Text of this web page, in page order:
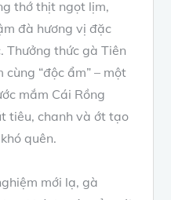
thớ thịt ngọt lịm,
đà hương vị đặc
Thưởng thức gà Tiên
“độc ẩm” – một
mắm Cái Rồng
tiêu, chanh và ớt tạo
quên.
mới lạ, gà